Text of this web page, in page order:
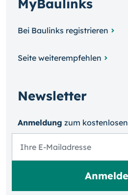
MyBaulinks
Bei Baulinks registrieren
Seite weiterempfehlen
Newsletter
Anmeldung zum kosten­losen